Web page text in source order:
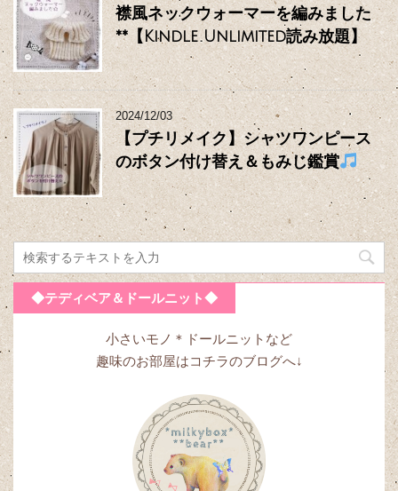
襟風ネックウォーマーを編みました
**【Kindle Unlimited読み放題】
2024/12/03
【プチリメイク】シャツワンピース
のボタン付け替え＆もみじ鑑賞
◆テディベア＆ドールニット◆
小さいモノ＊ドールニットなど
趣味のお部屋はコチラのブログへ↓